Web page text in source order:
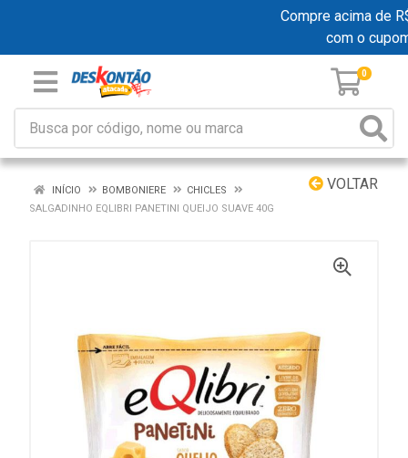
Compre acima de
com o
0
VOLTAR
INÍCIO BOMBONIERE
CHICLES
SALGADINHO EQLIBRI PANETINI QUEIJO SUAVE 40G